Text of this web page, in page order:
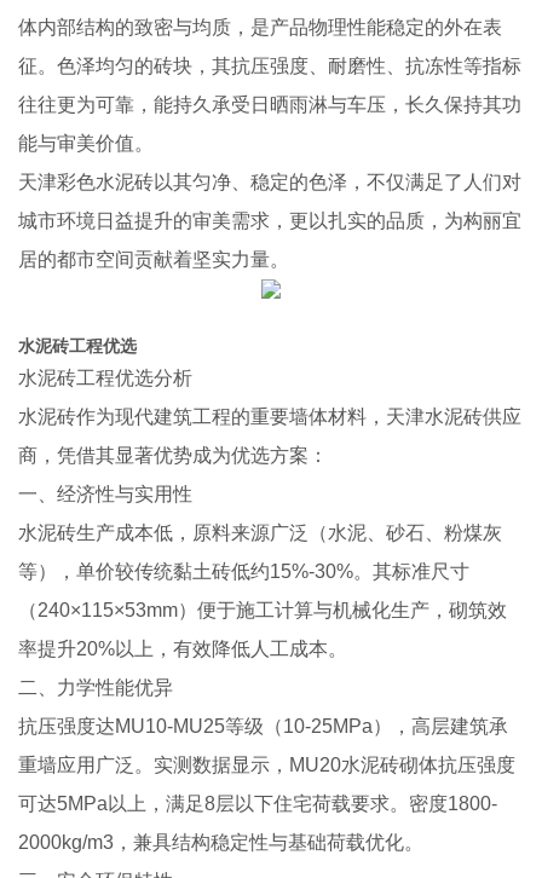
体内部结构的致密与均质，是产品物理性能稳定的外在表
征。色泽均匀的砖块，其抗压强度、耐磨性、抗冻性等指标
往往更为可靠，能持久承受日晒雨淋与车压，长久保持其功
能与审美价值。
天津彩色水泥砖以其匀净、稳定的色泽，不仅满足了人们对
城市环境日益提升的审美需求，更以扎实的品质，为构丽宜
居的都市空间贡献着坚实力量。
水泥砖工程优选
水泥砖工程优选分析
水泥砖作为现代建筑工程的重要墙体材料，天津水泥砖供应
商，凭借其显著优势成为优选方案：
一、经济性与实用性
水泥砖生产成本低，原料来源广泛（水泥、砂石、粉煤灰
等），单价较传统黏土砖低约15%-30%。其标准尺寸
（240×115×53mm）便于施工计算与机械化生产，砌筑效
率提升20%以上，有效降低人工成本。
二、力学性能优异
抗压强度达MU10-MU25等级（10-25MPa），高层建筑承
重墙应用广泛。实测数据显示，MU20水泥砖砌体抗压强度
可达5MPa以上，满足8层以下住宅荷载要求。密度1800-
2000kg/m3，兼具结构稳定性与基础荷载优化。